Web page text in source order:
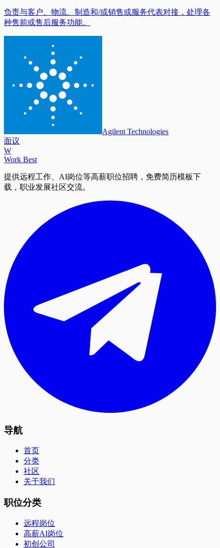
负责与客户、物流、制造和/或销售或服务代表对接，处理各
种售前或售后服务功能。
Agilent Technologies
面议
W
Work Best
提供远程工作、AI岗位等高薪职位招聘，免费简历模板下
载，职业发展社区交流。
导航
首页
分类
社区
关于我们
职位分类
远程岗位
高薪AI岗位
初创公司